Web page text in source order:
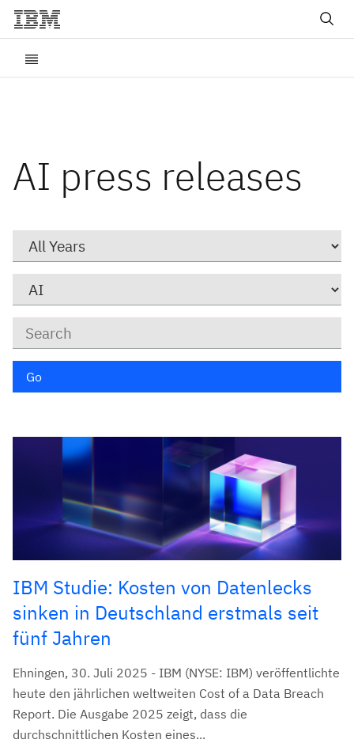
AI press releases
Go
IBM Studie: Kosten von Datenlecks
sinken in Deutschland erstmals seit
fünf Jahren
Ehningen, 30. Juli 2025 - IBM (NYSE: IBM) veröffentlichte
heute den jährlichen weltweiten Cost of a Data Breach
Report. Die Ausgabe 2025 zeigt, dass die
durchschnittlichen Kosten eines...